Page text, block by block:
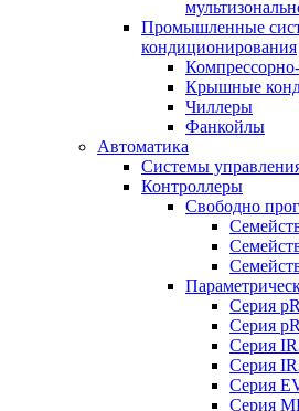
Промышленные
кондиционирования
Крышные
Чиллеры
Фанкойлы
Автоматика
Системы
Контроллеры
Свободно
Серия
Серия
Серия
Серия
Серия
Серия